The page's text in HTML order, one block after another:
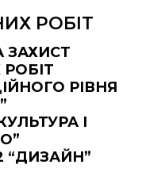
РОБІТ
РІВНЯ
І
“ДИЗАЙН”